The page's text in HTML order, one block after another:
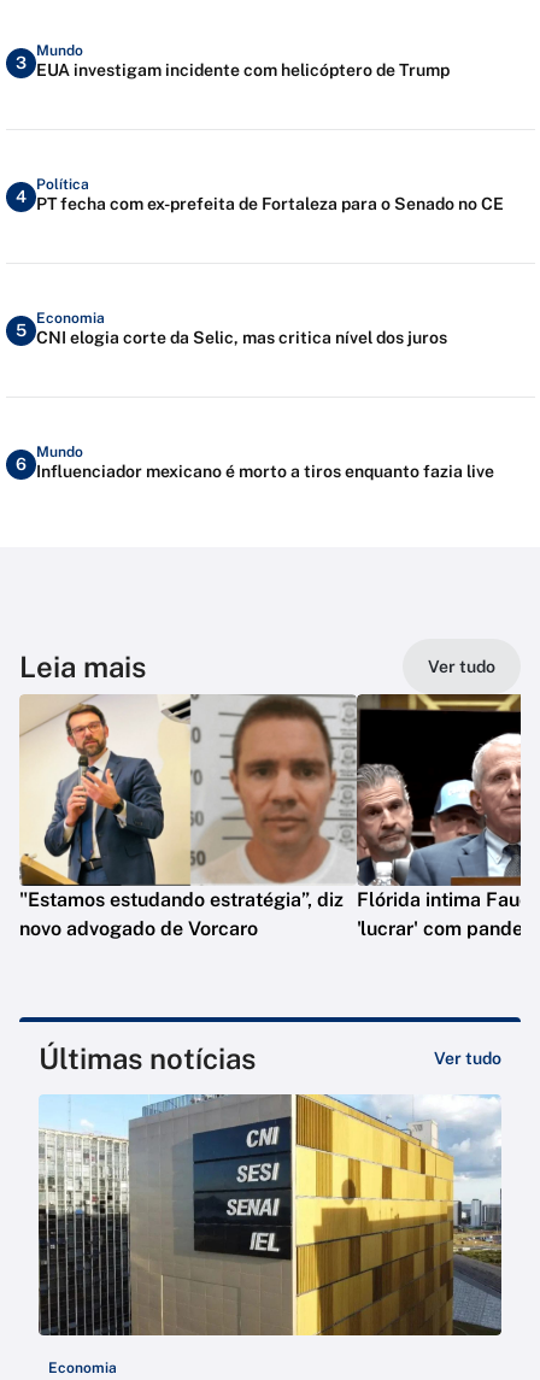
3
Mundo
EUA investigam incidente com helicóptero de Trump
4
Política
PT fecha com ex-prefeita de Fortaleza para o Senado no CE
5
Economia
CNI elogia corte da Selic, mas critica nível dos juros
6
Mundo
Influenciador mexicano é morto a tiros enquanto fazia live
Leia mais Ver tudo
"Estamos estudando estratégia”, diz
novo advogado de Vorcaro
Flórida intima
'lucrar' com
Últimas notícias Ver tudo
Economia